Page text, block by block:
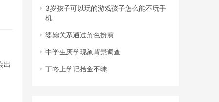
出
3岁孩子可以玩的游戏孩子怎么能不玩手
机
婆媳关系通过角色扮演
中学生厌学现象背景调查
丁咚上学记拾金不昧